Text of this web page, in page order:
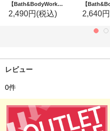
【Bath&BodyWorks】ボディローション：ペアベリー
2,490円(税込) 2,640円
レビュー
0件